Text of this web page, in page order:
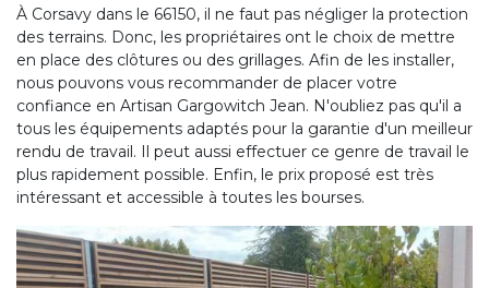
À Corsavy dans le 66150, il ne faut pas négliger la protection
des terrains. Donc, les propriétaires ont le choix de mettre
en place des clôtures ou des grillages. Afin de les installer,
nous pouvons vous recommander de placer votre
confiance en Artisan Gargowitch Jean. N'oubliez pas qu'il a
tous les équipements adaptés pour la garantie d'un meilleur
rendu de travail. Il peut aussi effectuer ce genre de travail le
plus rapidement possible. Enfin, le prix proposé est très
intéressant et accessible à toutes les bourses.